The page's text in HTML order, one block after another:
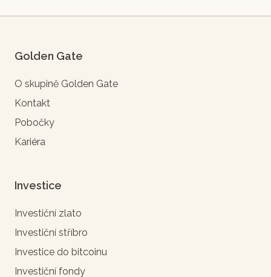
Golden Gate
O skupině Golden Gate
Kontakt
Pobočky
Kariéra
Investice
Investiční zlato
Investiční stříbro
Investice do bitcoinu
Investiční fondy